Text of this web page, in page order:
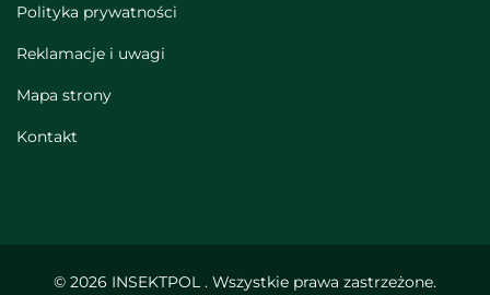
Polityka prywatności
Reklamacje i uwagi
Mapa strony
Kontakt
© 2026 INSEKTPOL . Wszystkie prawa zastrzeżone.